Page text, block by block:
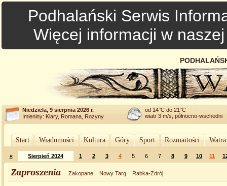
Podhalański Serwis
Więcej informacji w
Niedziela, 9 sierpnia 2026 r.
Imieniny: Klary, Romana, Rozyny
od 14°C do 21°C
wiatr 3 m/s, północno-wschodni
Start Wiadomości Kultura Góry Sport Rozmaitości
« Sierpień 2024 1 2 3 4 5 6 7 8 9 10 11
Zaproszenia Zakopane Nowy Targ Rabka-Zdrój